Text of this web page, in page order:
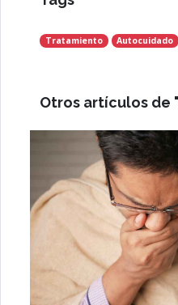
Tratamiento Autocuidado
Otros artículos de